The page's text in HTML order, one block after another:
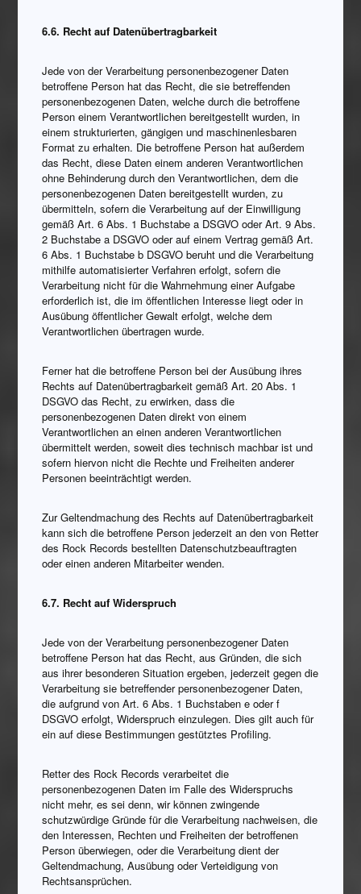
6.6. Recht auf Datenübertragbarkeit
Jede von der Verarbeitung personenbezogener Daten
betroffene Person hat das Recht, die sie betreffenden
personenbezogenen Daten, welche durch die betroffene
Person einem Verantwortlichen bereitgestellt wurden, in
einem strukturierten, gängigen und maschinenlesbaren
Format zu erhalten. Die betroffene Person hat außerdem
das Recht, diese Daten einem anderen Verantwortlichen
ohne Behinderung durch den Verantwortlichen, dem die
personenbezogenen Daten bereitgestellt wurden, zu
übermitteln, sofern die Verarbeitung auf der Einwilligung
gemäß Art. 6 Abs. 1 Buchstabe a DSGVO oder Art. 9 Abs.
2 Buchstabe a DSGVO oder auf einem Vertrag gemäß Art.
6 Abs. 1 Buchstabe b DSGVO beruht und die Verarbeitung
mithilfe automatisierter Verfahren erfolgt, sofern die
Verarbeitung nicht für die Wahrnehmung einer Aufgabe
erforderlich ist, die im öffentlichen Interesse liegt oder in
Ausübung öffentlicher Gewalt erfolgt, welche dem
Verantwortlichen übertragen wurde.
Ferner hat die betroffene Person bei der Ausübung ihres
Rechts auf Datenübertragbarkeit gemäß Art. 20 Abs. 1
DSGVO das Recht, zu erwirken, dass die
personenbezogenen Daten direkt von einem
Verantwortlichen an einen anderen Verantwortlichen
übermittelt werden, soweit dies technisch machbar ist und
sofern hiervon nicht die Rechte und Freiheiten anderer
Personen beeinträchtigt werden.
Zur Geltendmachung des Rechts auf Datenübertragbarkeit
kann sich die betroffene Person jederzeit an den von Retter
des Rock Records bestellten Datenschutzbeauftragten
oder einen anderen Mitarbeiter wenden.
6.7. Recht auf Widerspruch
Jede von der Verarbeitung personenbezogener Daten
betroffene Person hat das Recht, aus Gründen, die sich
aus ihrer besonderen Situation ergeben, jederzeit gegen die
Verarbeitung sie betreffender personenbezogener Daten,
die aufgrund von Art. 6 Abs. 1 Buchstaben e oder f
DSGVO erfolgt, Widerspruch einzulegen. Dies gilt auch für
ein auf diese Bestimmungen gestütztes Profiling.
Retter des Rock Records verarbeitet die
personenbezogenen Daten im Falle des Widerspruchs
nicht mehr, es sei denn, wir können zwingende
schutzwürdige Gründe für die Verarbeitung nachweisen, die
den Interessen, Rechten und Freiheiten der betroffenen
Person überwiegen, oder die Verarbeitung dient der
Geltendmachung, Ausübung oder Verteidigung von
Rechtsansprüchen.